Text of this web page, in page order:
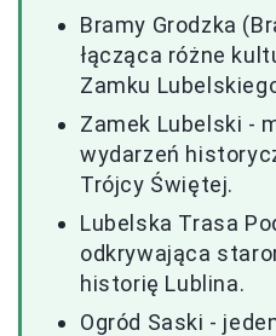
Bramy Grodzka
łącząca różne
Zamku
Zamek Lubelski -
wydarzeń
Trójcy Świętej.
Lubelska Trasa
odkrywająca
historię Lublina.
Ogród Saski -